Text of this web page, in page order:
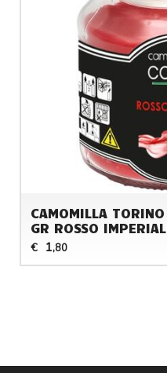
CAMOMILLA
GR ROSSO
€ 1,80